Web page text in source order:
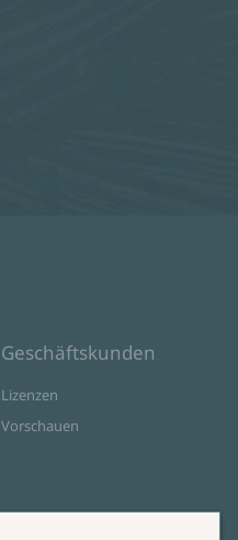
Geschäftskunden
Lizenzen
Vorschauen